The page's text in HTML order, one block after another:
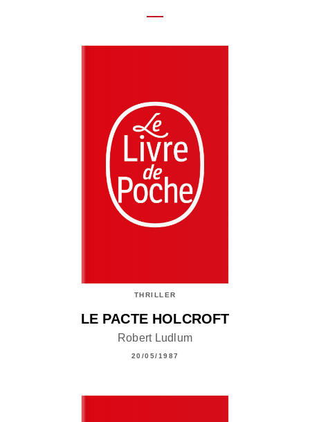
THRILLER
LE PACTE HOLCROFT
Robert Ludlum
20/05/1987